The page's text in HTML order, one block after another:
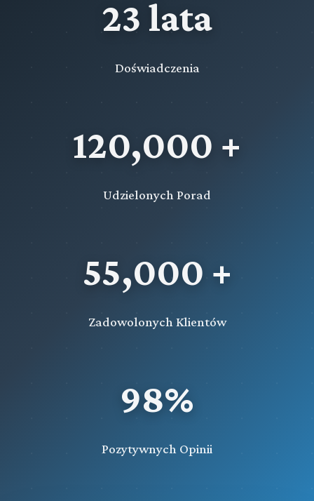
23 lata
Doświadczenia
120,000 +
Udzielonych Porad
55,000 +
Zadowolonych Klientów
98%
Pozytywnych Opinii